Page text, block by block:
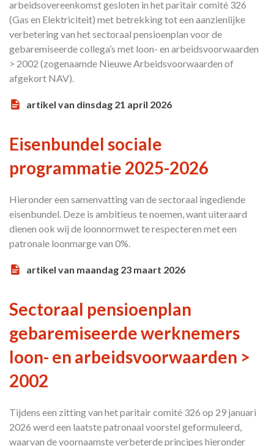
arbeidsovereenkomst gesloten in het paritair comité 326
(Gas en Elektriciteit) met betrekking tot een aanzienlijke
verbetering van het sectoraal pensioenplan voor de
gebaremiseerde collega’s met loon- en arbeidsvoorwaarden
> 2002 (zogenaamde Nieuwe Arbeidsvoorwaarden of
afgekort NAV).
artikel van dinsdag 21 april 2026
Eisenbundel sociale
programmatie 2025-2026
Hieronder een samenvatting van de sectoraal ingediende
eisenbundel. Deze is ambitieus te noemen, want uiteraard
dienen ook wij de loonnormwet te respecteren met een
patronale loonmarge van 0%.
artikel van maandag 23 maart 2026
Sectoraal pensioenplan
gebaremiseerde werknemers
loon- en arbeidsvoorwaarden >
2002
Tijdens een zitting van het paritair comité 326 op 29 januari
2026 werd een laatste patronaal voorstel geformuleerd,
waarvan de voornaamste verbeterde principes hieronder